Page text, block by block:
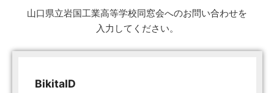
山口県立岩国工業高等学校同窓会へのお問い合わせを
入力してください。
BikitaID